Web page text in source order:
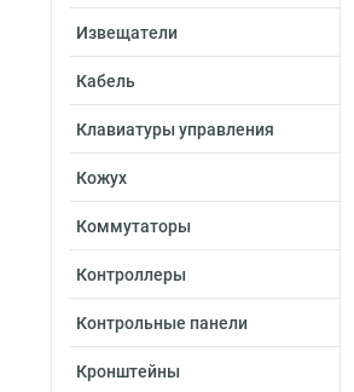
Извещатели
Кабель
Клавиатуры управления
Кожух
Коммутаторы
Контроллеры
Контрольные панели
Кронштейны